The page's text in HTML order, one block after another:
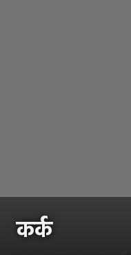
कर्क